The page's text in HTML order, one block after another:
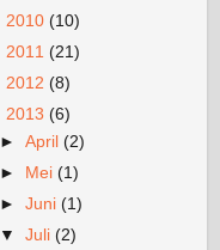
2010 (10)
2011 (21)
2012 (8)
2013 (6)
► April (2)
►
Mei (1)
► Juni (1)
▼ Juli (2)